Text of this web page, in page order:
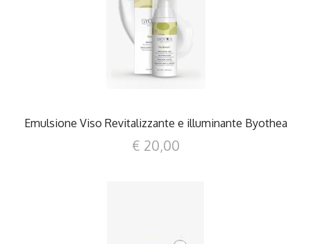
DETTAGLI
Emulsione Viso Revitalizzante e illuminante Byothea
€ 20,00